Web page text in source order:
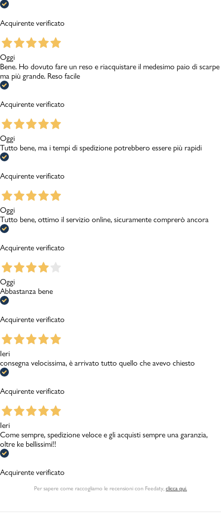
Acquirente verificato
Oggi
Bene. Ho dovuto fare un reso e riacquistare il medesimo paio di scarpe
ma più grande. Reso facile
Acquirente verificato
Oggi
Tutto bene, ma i tempi di spedizione potrebbero essere più rapidi
Acquirente verificato
Oggi
Tutto bene, ottimo il servizio online, sicuramente comprerò ancora
Acquirente verificato
Oggi
Abbastanza bene
Acquirente verificato
Ieri
consegna velocissima, è arrivato tutto quello che avevo chiesto
Acquirente verificato
Ieri
Come sempre, spedizione veloce e gli acquisti sempre una garanzia,
oltre ke bellissimi!!
Acquirente verificato
Per sapere come raccogliamo le recensioni con Feedaty, clicca qui.